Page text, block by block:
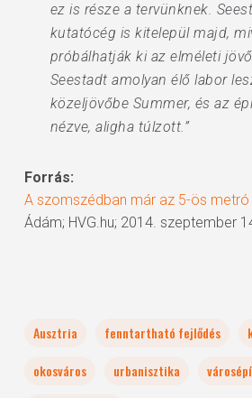
ez is része a tervünknek.
kutatócég is kitelepül majd,
próbálhatják ki az elméleti
Seestadt amolyan élő labor
közeljövőbe Summer, és az
nézve, aligha túlzott.”
Forrás:
A szomszédban már az 5-ös metró
Ádám; HVG.hu; 2014. szeptember
Ausztria fenntartható fejlődés
okosváros
urbanisztika